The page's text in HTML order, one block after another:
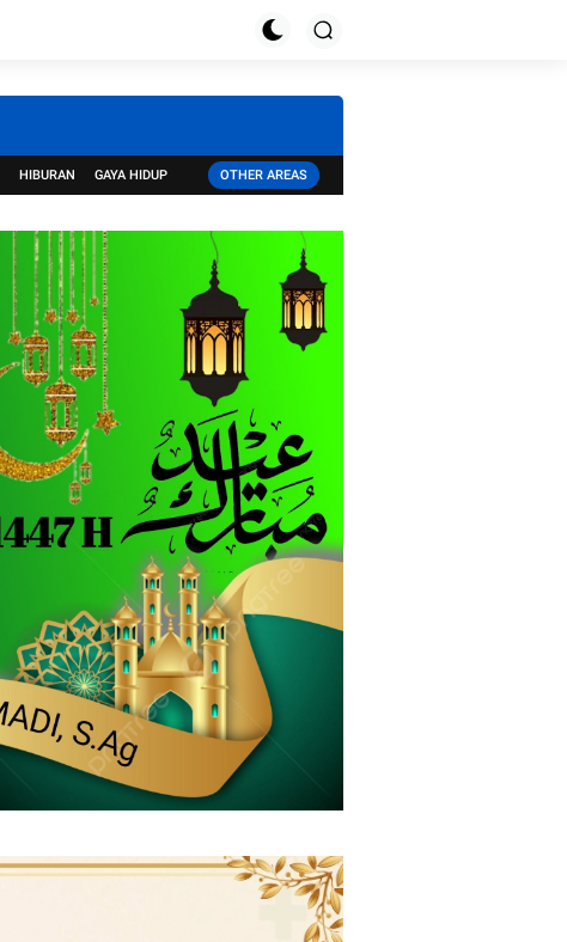
HIBURAN GAYA HIDUP OTHER AREAS